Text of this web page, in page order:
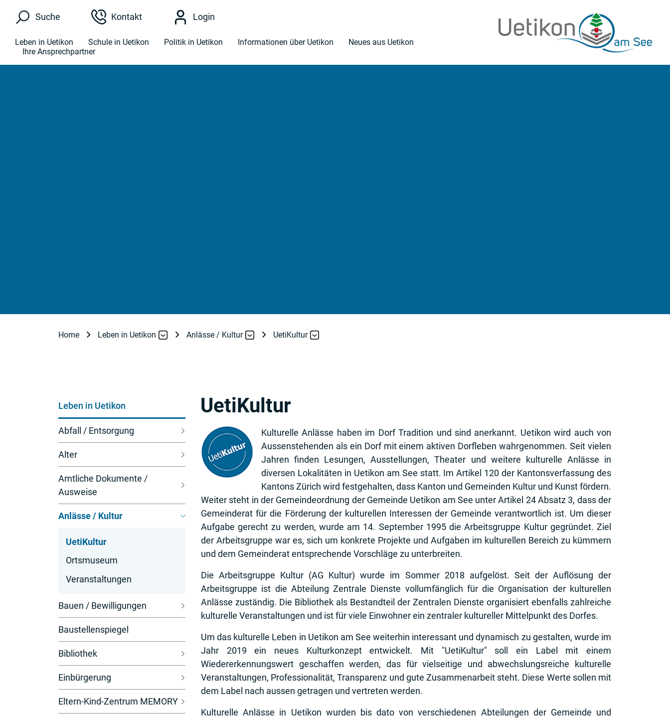
Kopfzeile zur Startseite
Suche Kontakt Login
Hauptnavigation
Leben in Uetikon Schule in Uetikon Politik in Uetikon Informationen über Uetikon
Neues aus Uetikon
Ihre Ansprechpartner
Home Leben in Uetikon Anlässe / Kultur UetiKultur
Subnavigation
Leben in Uetikon
Abfall / Entsorgung
Alter
Amtliche Dokumente /
Ausweise
Anlässe / Kultur
UetiKultur
(
u
g
ä
h
l
t
)
Ortsmuseum
Veranstaltungen
Bauen / Bewilligungen
Baustellenspiegel
Bibliothek
Einbürgerung
Eltern-Kind-Zentrum MEMORY
UetiKultur
Kulturelle Anlässe haben im Dorf Tradition und sind anerkannt. Uetikon wird auch von
Aussenstehenden als ein Dorf mit einem aktiven Dorfleben wahrgenommen. Seit vielen
Jahren finden Lesungen, Ausstellungen, Theater und weitere kulturelle Anlässe in
diversen Lokalitäten in Uetikon am See statt. Im Artikel 120 der Kantonsverfassung des
Kantons Zürich wird festgehalten, dass Kanton und Gemeinden Kultur und Kunst fördern.
Weiter steht in der Gemeindeordnung der Gemeinde Uetikon am See unter Artikel 24 Absatz 3, dass der
Gemeinderat für die Förderung der kulturellen Interessen der Gemeinde verantwortlich ist. Um dieser
Aufgabe gerecht zu werden, wurde am 14. September 1995 die Arbeitsgruppe Kultur gegründet. Ziel
der Arbeitsgruppe war es, sich um konkrete Projekte und Aufgaben im kulturellen Bereich zu kümmern
und dem Gemeinderat entsprechende Vorschläge zu unterbreiten.
Die Arbeitsgruppe Kultur (AG Kultur) wurde im Sommer 2018 aufgelöst. Seit der Auflösung der
Arbeitsgruppe ist die Abteilung Zentrale Dienste vollumfänglich für die Organisation der kulturellen
Anlässe zuständig. Die Bibliothek als Bestandteil der Zentralen Dienste organisiert ebenfalls zahlreiche
kulturelle Veranstaltungen und ist für viele Einwohner ein zentraler kultureller Mittelpunkt des Dorfes.
Um das kulturelle Leben in Uetikon am See weiterhin interessant und dynamisch zu gestalten, wurde im
Jahr 2019 ein neues Kulturkonzept entwickelt. Mit "UetiKultur" soll ein Label mit einem
Wiedererkennungswert geschaffen werden, das für vielseitige und abwechslungsreiche kulturelle
Veranstaltungen, Professionalität, Transparenz und gute Zusammenarbeit steht. Diese Werte sollen mit
dem Label nach aussen getragen und vertreten werden.
Kulturelle Anlässe in Uetikon wurden bis dato von verschiedenen Abteilungen der Gemeinde und